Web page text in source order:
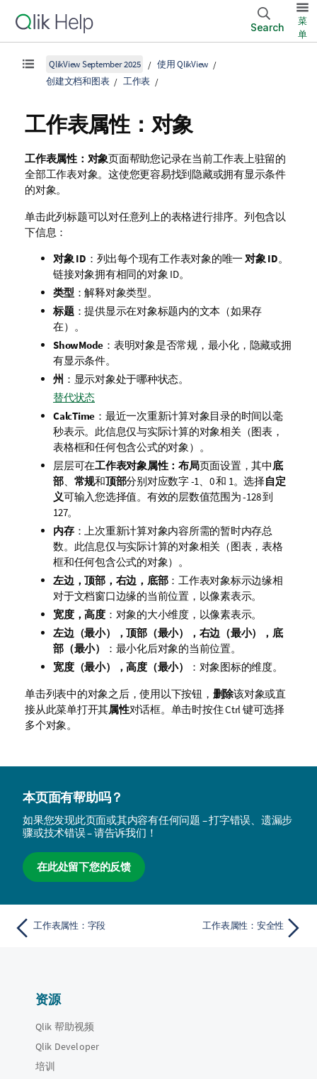
Search
菜
单
QlikView September 2025
使用 QlikView
创建文档和图表
工作表
工作表属性：对象
工作表属性：对象页面帮助您记录在当前工作表上驻留的
全部工作表对象。这使您更容易找到隐藏或拥有显示条件
的对象。
单击此列标题可以对任意列上的表格进行排序。列包含以
下信息：
对象 ID ：列出每个现有工作表对象的唯一 对象 ID。
链接对象拥有相同的对象 ID。
类型 ：解释对象类型。
标题：提供显示在对象标题内的文本（如果存
在）。
ShowMode ：表明对象是否常规，最小化，隐藏或拥
有显示条件。
州 ：显示对象处于哪种状态。
替代状态
CalcTime ：最近一次重新计算对象目录的时间以毫
秒表示。此信息仅与实际计算的对象相关（图表，
表格框和任何包含公式的对象）。
层层可在工作表对象属性：布局页面设置，其中底
部、 常规和顶部分别对应数字 -1、0 和 1。选择自定
义可输入您选择值。有效的层数值范围为 -128 到
127。
内存：上次重新计算对象内容所需的暂时内存总
数。此信息仅与实际计算的对象相关（图表，表格
框和任何包含公式的对象）。
左边，顶部，右边，底部：工作表对象标示边缘相
对于文档窗口边缘的当前位置，以像素表示。
宽度，高度：对象的大小维度，以像素表示。
左边（最小），顶部（最小），右边（最小），底
部（最小）
：最小化后对象的当前位置。
宽度（最小），高度（最小）
：对象图标的维度。
单击列表中的对象之后，使用以下按钮， 删除该对象或直
接从此菜单打开其属性对话框。单击时按住 Ctrl 键可选择
多个对象。
本页面有帮助吗？
如果您发现此页面或其内容有任何问题 – 打字错误、遗漏步
骤或技术错误 – 请告诉我们！
在此处留下您的反馈
工作表属性：字段 工作表属性：安全性
资源
Qlik 帮助视频
Qlik Developer
培训